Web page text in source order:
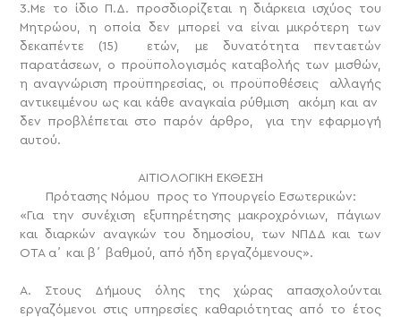
3.Με το ίδιο Π.Δ. προσδιορίζεται η διάρκεια ισχύος του
Μητρώου, η οποία δεν μπορεί να είναι μικρότερη των
δεκαπέντε (15) ετών, με δυνατότητα πενταετών
παρατάσεων, ο προϋπολογισμός καταβολής των μισθών,
η αναγνώριση προϋπηρεσίας, οι προϋποθέσεις αλλαγής
αντικειμένου ως και κάθε αναγκαία ρύθμιση ακόμη και αν
δεν προβλέπεται στο παρόν άρθρο, για την εφαρμογή
αυτού.
ΑΙΤΙΟΛΟΓΙΚΗ ΕΚΘΕΣΗ
Πρότασης Νόμου προς το Υπουργείο Εσωτερικών:
«Για την συνέχιση εξυπηρέτησης μακροχρόνιων, πάγιων
και διαρκών αναγκών του δημοσίου, των ΝΠΔΔ και των
ΟΤΑ α΄ και β΄ βαθμού, από ήδη εργαζόμενους».
Α. Στους Δήμους όλης της χώρας απασχολούνται
εργαζόμενοι στις υπηρεσίες καθαριότητας από το έτος